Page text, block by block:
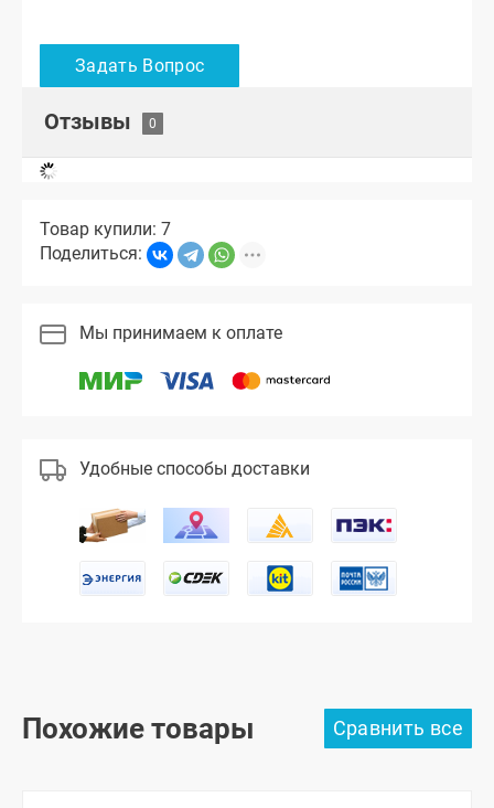
Отзывы
Товар купили: 7
Поделиться:
Мы принимаем к оплате
Удобные способы доставки
Похожие товары